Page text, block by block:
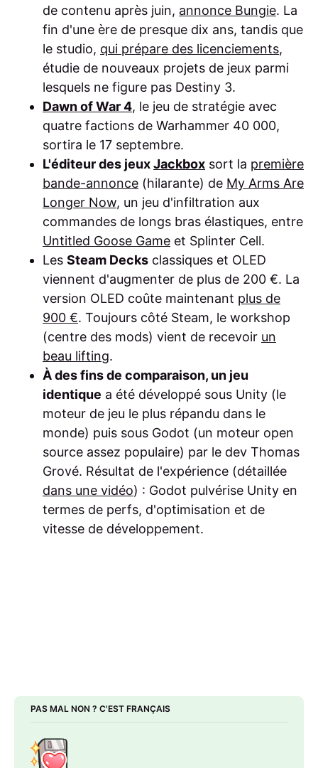
de contenu après juin, annonce Bungie. La
fin d'une ère de presque dix ans, tandis que
le studio, qui prépare des licenciements,
étudie de nouveaux projets de jeux parmi
lesquels ne figure pas Destiny 3.
Dawn of War 4, le jeu de stratégie avec
quatre factions de Warhammer 40 000,
sortira le 17 septembre.
L'éditeur des jeuxJackbox sort la première
bande-annonce (hilarante) de My Arms Are
Longer Now, un jeu d'infiltration aux
commandes de longs bras élastiques, entre
Untitled Goose Game et Splinter Cell.
Les Steam Decks classiques et OLED
viennent d'augmenter de plus de 200 €. La
version OLED coûte maintenant plus de
900 €. Toujours côté Steam, le workshop
(centre des mods) vient de recevoir un
beau lifting.
À des fins de comparaison, un jeu
identique a été développé sous Unity (le
moteur de jeu le plus répandu dans le
monde) puis sous Godot (un moteur open
source assez populaire) par le dev Thomas
Grové. Résultat de l'expérience (détaillée
dans une vidéo) : Godot pulvérise Unity en
termes de perfs, d'optimisation et de
vitesse de développement.
PAS MAL NON ? C'EST FRANÇAIS